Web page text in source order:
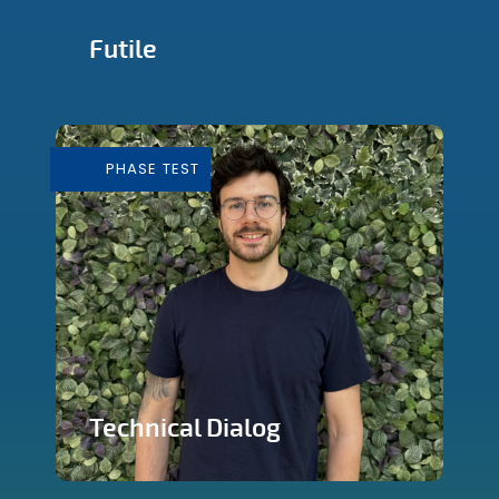
Futile
durable
En savoir plus
PHASE TEST
Technical Dialog